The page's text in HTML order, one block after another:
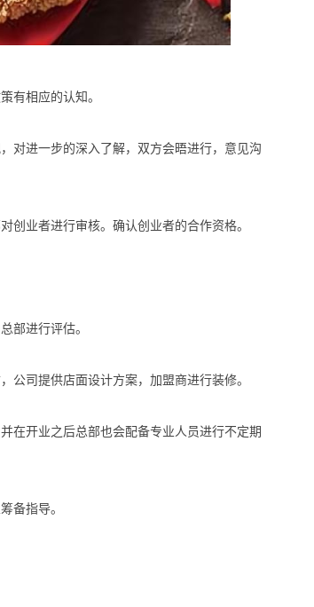
有相应的认知。
进一步的深入了解，双方会晤进行，意见沟
业者进行审核。确认创业者的合作资格。
部进行评估。
司提供店面设计方案，加盟商进行装修。
开业之后总部也会配备专业人员进行不定期
备指导。